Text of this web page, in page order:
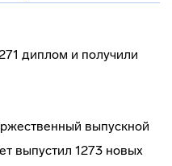
выпускной
выпустил 1273 новых